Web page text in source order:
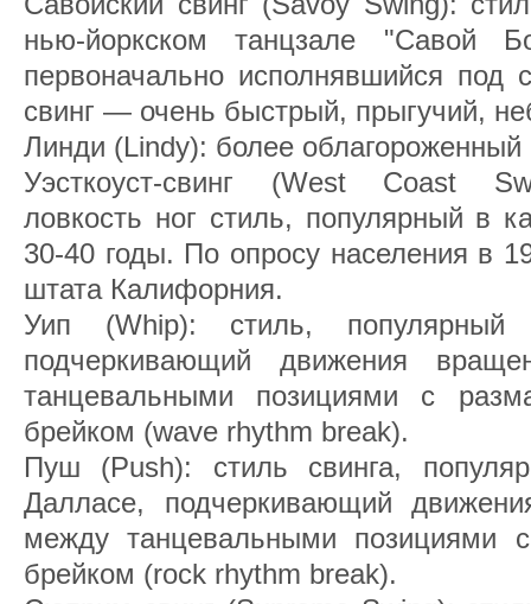
нью-йоркском танцзале "Савой
первоначально исполнявшийся под
свинг — очень быстрый, прыгучий,
Линди (Lindy): более облагороженный
Уэсткоуст-свинг (West Coast
ловкость ног стиль, популярный в
30-40 годы. По опросу населения в
штата Калифорния.
Уип (Whip): стиль,
подчеркивающий движения
танцевальными позициями с
брейком (wave rhythm break).
Пуш (Push): стиль свинга,
Далласе, подчеркивающий
между танцевальными позициями
брейком (rock rhythm break).